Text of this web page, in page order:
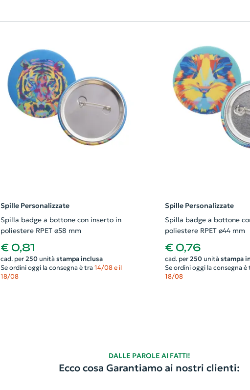
Spille Personalizzate
Spilla badge a bottone con inserto in
poliestere RPET ø58 mm
€ 0,81
cad. per 250unità stampa inclusa
Se ordini oggi la consegna è tra 14/08 e il
18/08
Spille Personalizzate
Spilla badge a bottone
poliestere RPET ø44 mm
€ 0,76
cad. per 250unità stampa
Se ordini oggi la consegna è
18/08
DALLE PAROLE AI FATTI!
Ecco cosa Garantiamo ai nostri clienti: